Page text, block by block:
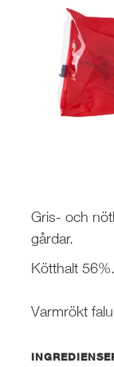
Gris- och
gårdar.
Kötthalt
Varmrökt